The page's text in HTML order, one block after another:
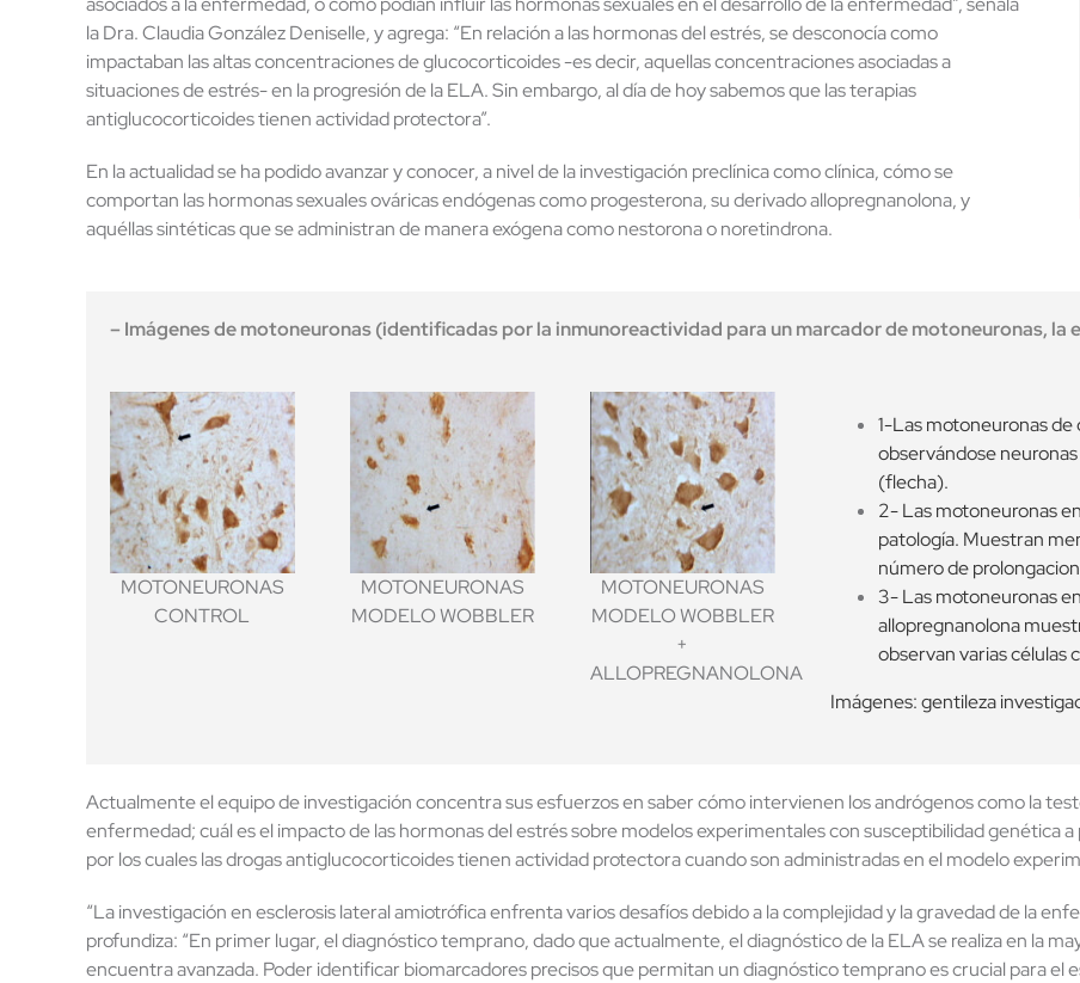
la Dra. Claudia González Deniselle, y agrega: “En relación a las hormonas del estrés, se desconocía como
impactaban las altas concentraciones de glucocorticoides -es decir, aquellas concentraciones asociadas a
situaciones de estrés- en la progresión de la ELA. Sin embargo, al día de hoy sabemos que las terapias
antiglucocorticoides tienen actividad protectora”.
En la actualidad se ha podido avanzar y conocer, a nivel de la investigación preclínica como clínica, cómo se
comportan las hormonas sexuales ováricas endógenas como progesterona, su derivado allopregnanolona, y
aquéllas sintéticas que se administran de manera exógena como nestorona o noretindrona.
– Imágenes de motoneuronas (identificadas por la inmunoreactividad para un marcador de motoneuronas, la
MOTONEURONAS
CONTROL
MOTONEURONAS
MODELO WOBBLER
MOTONEURONAS
MODELO WOBBLER
+
ALLOPREGNANOLONA
1-Las motoneuronas
observándose
(flecha).
2- Las motoneuronas
patología. Muestran
número de
3- Las motoneuronas
allopregnanolona
observan varias células
Imágenes: gentileza
Actualmente el equipo de investigación concentra sus esfuerzos en saber cómo intervienen los andrógenos como la
enfermedad; cuál es el impacto de las hormonas del estrés sobre modelos experimentales con susceptibilidad genética
por los cuales las drogas antiglucocorticoides tienen actividad protectora cuando son administradas en el modelo
“La investigación en esclerosis lateral amiotrófica enfrenta varios desafíos debido a la complejidad y la gravedad de la
profundiza: “En primer lugar, el diagnóstico temprano, dado que actualmente, el diagnóstico de la ELA se realiza en la
encuentra avanzada. Poder identificar biomarcadores precisos que permitan un diagnóstico temprano es crucial para